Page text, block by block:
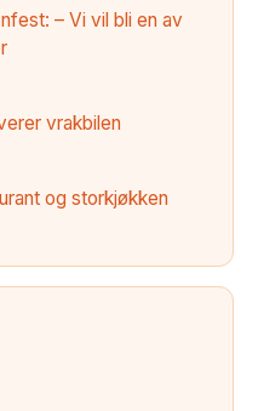
– Vi vil bli en av
vrakbilen
og storkjøkken